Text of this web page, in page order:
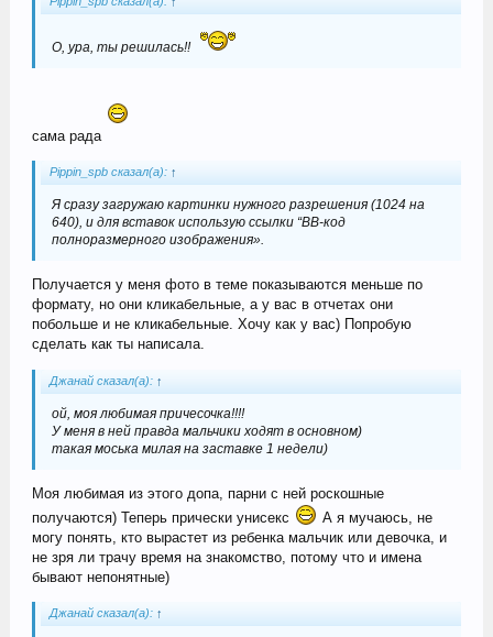
О, ура, ты решилась!!
сама рада
Pippin_spb сказал(а): ↑
Я сразу загружаю картинки нужного разрешения (1024 на
640), и для вставок использую ссылки “BB-код
полноразмерного изображения».
Получается у меня фото в теме показываются меньше по
формату, но они кликабельные, а у вас в отчетах они
побольше и не кликабельные. Хочу как у вас) Попробую
сделать как ты написала.
Джанай сказал(а): ↑
ой, моя любимая причесочка!!!!
У меня в ней правда мальчики ходят в основном)
такая моська милая на заставке 1 недели)
Моя любимая из этого допа, парни с ней роскошные
получаются) Теперь прически унисекс
А я мучаюсь, не
могу понять, кто вырастет из ребенка мальчик или девочка, и
не зря ли трачу время на знакомство, потому что и имена
бывают непонятные)
Джанай сказал(а): ↑